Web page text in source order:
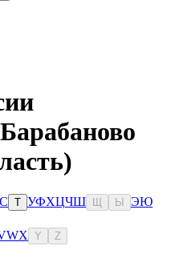
С Т УФХЦЧШ Ы ЭЮ
WX Y Z